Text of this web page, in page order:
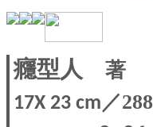
癮型人 著
17X 23 cm／288